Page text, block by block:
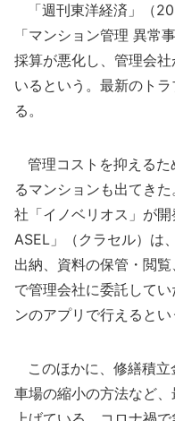
「週刊東洋経済」（
「マンション管理 異常
採算が悪化し、管理会
いるという。最新のト
る。
管理コストを抑えるた
るマンションも出てき
社「イノベリオス」が
ASEL」（クラセル）は
出納、資料の保管・閲
で管理会社に委託して
ンのアプリで行えるとい
このほかに、修繕積立
車場の縮小の方法など